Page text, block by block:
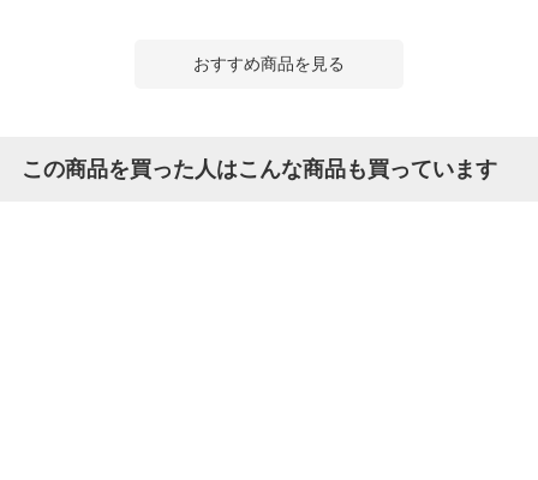
おすすめ商品を見る
この商品を買った人はこんな商品も買っています